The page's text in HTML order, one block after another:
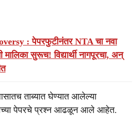
: पेपरफुटीनंतर NTA चा नवा
सुरूच! विद्यार्थी नागपूरचा, अन्
ताब्यात घेण्यात आलेल्या
पेपरचे प्रश्न आढळून आले आहेत.